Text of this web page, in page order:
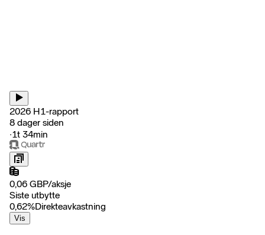
2026 H1-rapport
8 dager siden
‧1t 34min
0,06 GBP/aksje
Siste utbytte
0,62%Direkteavkastning
Vis